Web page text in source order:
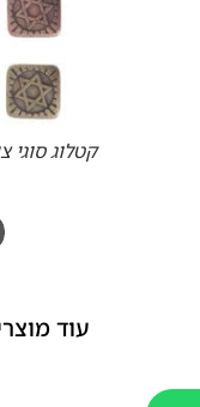
קטלוג סוגי ציפויים
עוד מוצרים